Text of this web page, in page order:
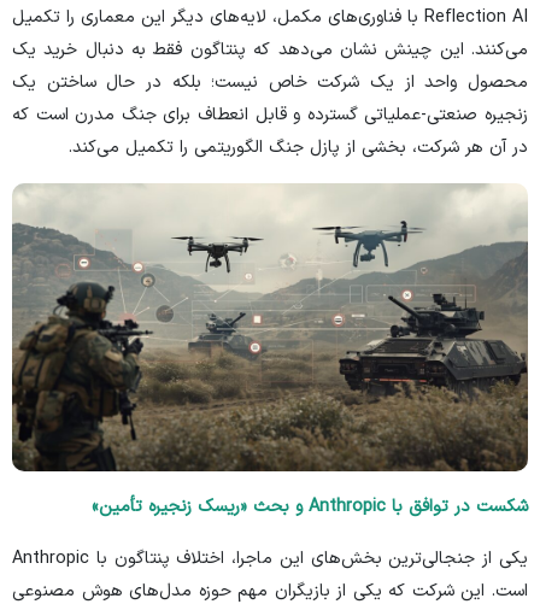
Reflection AI با فناوری‌های مکمل، لایه‌های دیگر این معماری را تکمیل
می‌کنند. این چینش نشان می‌دهد که پنتاگون فقط به دنبال خرید یک
محصول واحد از یک شرکت خاص نیست؛ بلکه در حال ساختن یک
زنجیره صنعتی-عملیاتی گسترده و قابل انعطاف برای جنگ مدرن است که
در آن هر شرکت، بخشی از پازل جنگ الگوریتمی را تکمیل می‌کند.
شکست در توافق با Anthropic و بحث «ریسک زنجیره تأمین»
یکی از جنجالی‌ترین بخش‌های این ماجرا، اختلاف پنتاگون با Anthropic
است. این شرکت که یکی از بازیگران مهم حوزه مدل‌های هوش مصنوعی